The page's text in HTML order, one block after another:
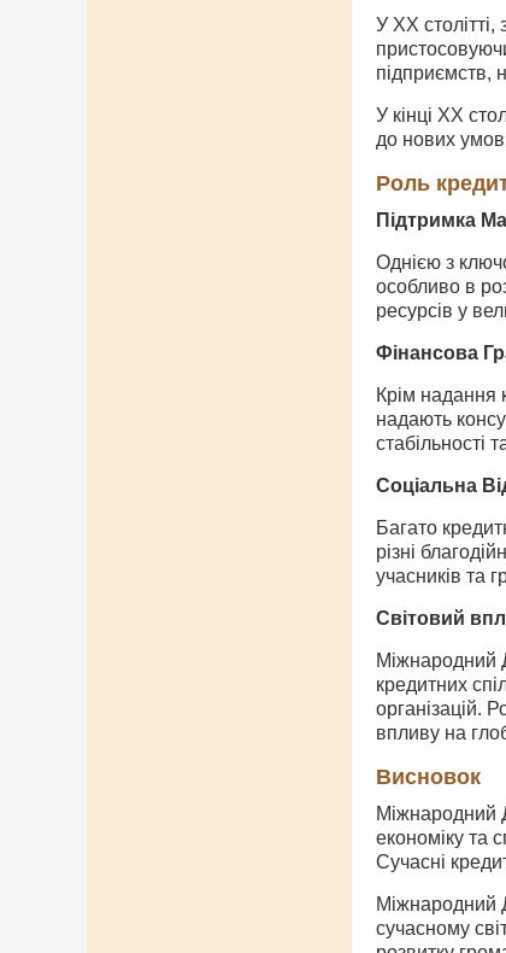
У XX
підприємств,
У кінці XX
до нових
Роль
Підтримка
Однією з
особливо в
ресурсів у
Фінансова
Крім надання
надають
стабільності
Соціальна
Багато
різні
учасників та
Світовий
Міжнародний
кредитних
організацій.
впливу на
Висновок
Міжнародний
економіку та
Сучасні
Міжнародний
сучасному